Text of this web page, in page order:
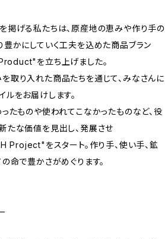
掲げる私たちは、原産地の恵みや作り手の
豊かにしていく工夫を込めた商品ブラン
を立ち上げました。
取り入れた商品たちを通じて、みなさんに
をお届けします。
ったものや使われてこなかったものなど、役
たな価値を見出し、発展させ
をスタート。作り手、使い手、鉱
命で豊かさがめぐります。